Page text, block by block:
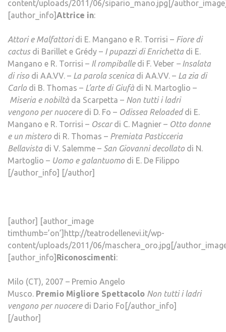
content/uploads/2011/06/sipario_mano.jpg[/
[author_info]Attrice in:
Attori e Malfattoridi E. Mangano e R. Torrisi – Fiore di
cactusdi Barillet e Grédy – I pupazzi di Enrichetta di E.
Mangano e R. Torrisi – Il rompiballedi F. Veber – Insalata
di riso di AA.VV. – La parola scenica di AA.VV. – La zia di
Carlo di B. Thomas – L’arte di Giufà di N. Martoglio –
Miseria e nobiltà da Scarpetta – Non tutti i ladri
vengono per nuoceredi D. Fo – Odissea Reloadeddi E.
Mangano e R. Torrisi – Oscardi C. Magnier – Otto donne
e un mistero di R. Thomas – Premiata Pasticceria
Bellavista di V. Salemme – San Giovanni decollato di N.
Martoglio – Uomo e galantuomo di E. De Filippo
[/author_info] [/author]
[author] [author_image
timthumb=’on’]http://teatrodellenevi.it/wp-
content/uploads/2011/06/maschera_oro.jpg[/
[author_info] Riconoscimenti:
Milo (CT), 2007 – Premio Angelo
Musco. Premio Migliore Spettacolo Non tutti i ladri
vengono per nuocere di Dario Fo[/author_info]
[/author]